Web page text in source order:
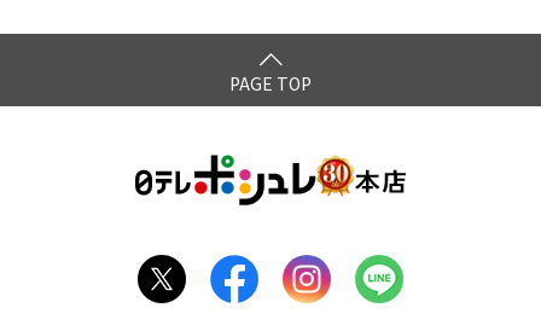
PAGE TOP